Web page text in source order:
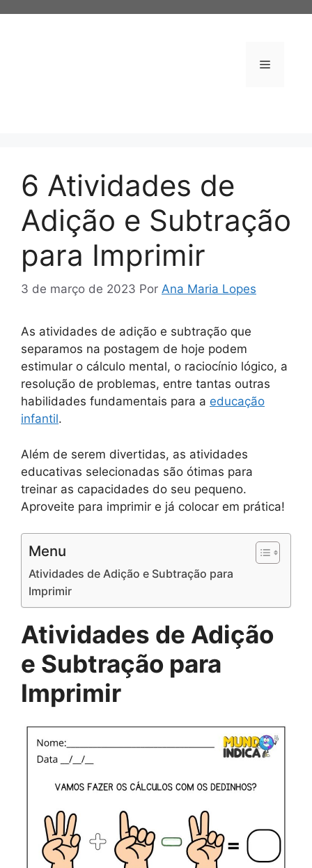
Menu
6 Atividades de
Adição e Subtração
para Imprimir
3 de março de 2023 Por Ana Maria Lopes
As atividades de adição e subtração que
separamos na postagem de hoje podem
estimular o cálculo mental, o raciocínio lógico, a
resolução de problemas, entre tantas outras
habilidades fundamentais para a educação
infantil.
Além de serem divertidas, as atividades
educativas selecionadas são ótimas para
treinar as capacidades do seu pequeno.
Aproveite para imprimir e já colocar em prática!
Menu
Atividades de Adição e Subtração para
Imprimir
Atividades de Adição
e Subtração para
Imprimir